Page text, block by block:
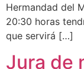
Hermandad del
20:30 horas
que servirá […]
Jura de